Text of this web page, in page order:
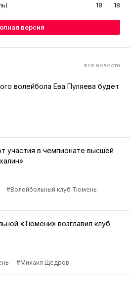
18 18
версия
все новости
волейбола Ева Пуляева будет
участия в чемпионате высшей
#Волейбольный клуб Тюмень
«Тюмени» возглавил клуб
#Михаил Щедров